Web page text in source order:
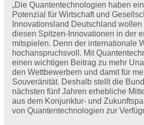
„Die Quantentechnologien haben
Potenzial für Wirtschaft und
Innovationsland Deutschland
diesen Spitzen-Innovationen in der
mitspielen. Denn der internationale
hochanspruchsvoll. Mit
einen wichtigen Beitrag zu mehr
den Wettbewerbern und damit für
Souveränität. Deshalb stellt die
nächsten fünf Jahren erhebliche
aus dem Konjunktur- und
von Quantentechnologien zur